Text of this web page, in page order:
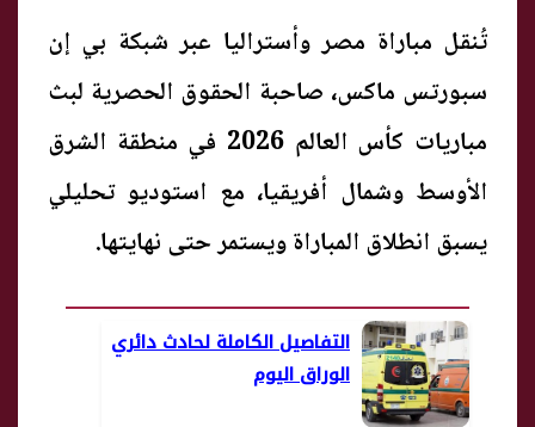
تُنقل مباراة مصر وأستراليا عبر شبكة بي إن
سبورتس ماكس، صاحبة الحقوق الحصرية لبث
مباريات كأس العالم 2026 في منطقة الشرق
الأوسط وشمال أفريقيا، مع استوديو تحليلي
يسبق انطلاق المباراة ويستمر حتى نهايتها.
التفاصيل الكاملة لحادث دائري
الوراق اليوم